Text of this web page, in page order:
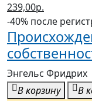
239,00р.
-40% после
Энгельс Фридрих
В корзину
В